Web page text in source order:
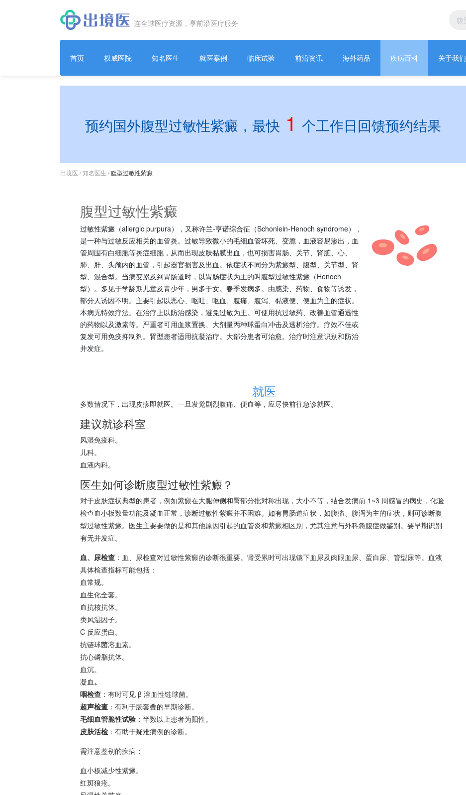
连全球医疗资源，享前沿医疗服务
首页 权威医院 知名医生 就医案例 临床试验 前沿资讯 海外药品 疾病百科 关于我们
预约国外腹型过敏性紫癜，最快 1 个工作日回馈预约结果
出境医 /知名医生 / 腹型过敏性紫癜
腹型过敏性紫癜
过敏性紫癜（allergic purpura），又称许兰-亨诺综合征（Schonlein-Henoch syndrome），
是一种与过敏反应相关的血管炎。过敏导致微小的毛细血管坏死、变脆，血液容易渗出，血
管周围有白细胞等炎症细胞，从而出现皮肤黏膜出血，也可损害胃肠、关节、肾脏、心、
肺、肝、头颅内的血管，引起器官损害及出血。依症状不同分为紫癜型、腹型、关节型、肾
型、混合型。当病变累及到胃肠道时，以胃肠症状为主的叫腹型过敏性紫癜（Henoch
型）。多见于学龄期儿童及青少年，男多于女。春季发病多。由感染、药物、食物等诱发，
部分人诱因不明。主要引起以恶心、呕吐、呕血、腹痛、腹泻、黏液便、便血为主的症状。
本病无特效疗法。在治疗上以防治感染，避免过敏为主。可使用抗过敏药、改善血管通透性
的药物以及激素等。严重者可用血浆置换、大剂量丙种球蛋白冲击及透析治疗。疗效不佳或
复发可用免疫抑制剂。肾型患者适用抗凝治疗。大部分患者可治愈。治疗时注意识别和防治
并发症。
就医
多数情况下，出现皮疹即就医。一旦发觉剧烈腹痛、便血等，应尽快前往急诊就医。
建议就诊科室
风湿免疫科。
儿科。
血液内科。
医生如何诊断腹型过敏性紫癜？
对于皮肤症状典型的患者，例如紫癜在大腿伸侧和臀部分批对称出现，大小不等，结合发病前 1~3 周感冒的病史，化验
检查血小板数量功能及凝血正常，诊断过敏性紫癜并不困难。如有胃肠道症状，如腹痛、腹泻为主的症状，则可诊断腹
型过敏性紫癜。医生主要要做的是和其他原因引起的血管炎和紫癜相区别，尤其注意与外科急腹症做鉴别。要早期识别
有无并发症。
血、尿检查 ：血、尿检查对过敏性紫癜的诊断很重要。肾受累时可出现镜下血尿及肉眼血尿、蛋白尿、管型尿等。血液
具体检查指标可能包括：
血常规。
血生化全套。
血抗核抗体。
类风湿因子。
C 反应蛋白。
抗链球菌溶血素。
抗心磷脂抗体。
血沉。
凝血。
咽检查 ：有时可见 β 溶血性链球菌。
超声检查 ：有利于肠套叠的早期诊断。
毛细血管脆性试验 ：半数以上患者为阳性。
皮肤活检 ：有助于疑难病例的诊断。
需注意鉴别的疾病：
血小板减少性紫癜。
红斑狼疮。